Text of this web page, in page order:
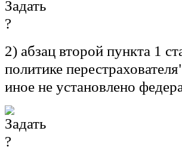
2) абзац второй пункта 1
политике
иное не установлено